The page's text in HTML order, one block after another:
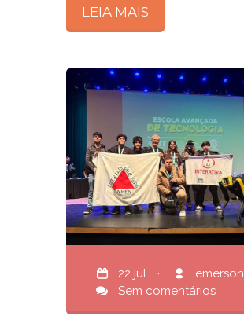
LEIA MAIS
22 jul · emerson
Sem comentários